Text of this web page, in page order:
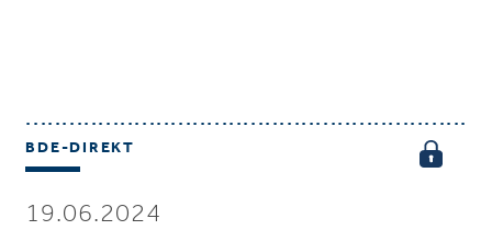
BDE-DIREKT
19.06.2024